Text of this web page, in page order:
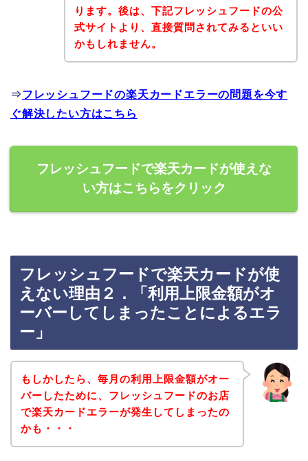
ります。後は、下記フレッシュフードの公
式サイトより、直接質問されてみるといい
かもしれません。
⇒フレッシュフードの楽天カードエラーの問題を今す
ぐ解決したい方はこちら
フレッシュフードで楽天カードが使えな
い方はこちらをクリック
フレッシュフードで楽天カードが使
えない理由２．「利用上限金額がオ
ーバーしてしまったことによるエラ
ー」
もしかしたら、毎月の利用上限金額がオー
バーしたために、フレッシュフードのお店
で楽天カードエラーが発生してしまったの
かも・・・